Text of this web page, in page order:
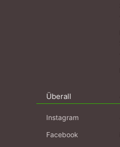
Überall
Instagram
Facebook